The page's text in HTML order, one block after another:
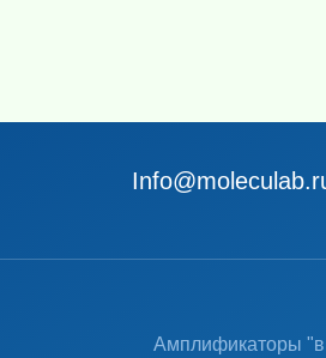
Амплификаторы